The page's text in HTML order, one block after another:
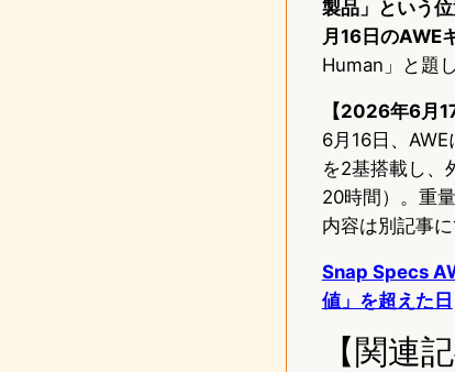
製品」という
月16日のAWE
Human」と題
【2026年6月
6月16日、
を2基搭載し、
20時間）。重
内容は別記事
Snap Specs
値」を超えた日
【関連